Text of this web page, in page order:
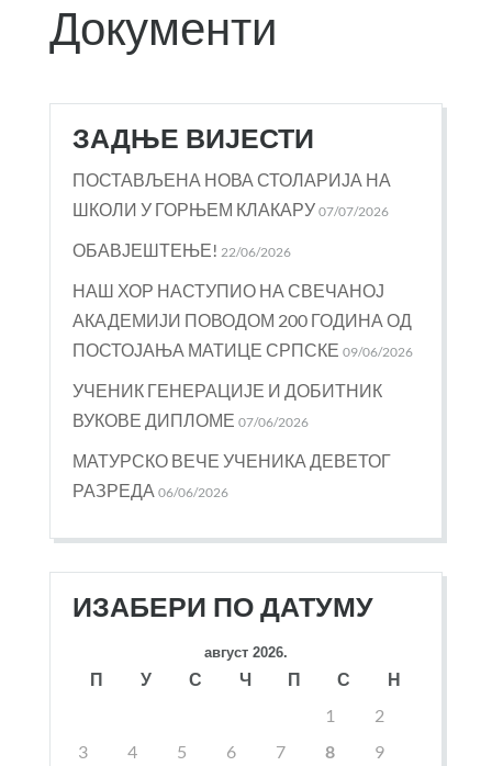
Документи
ЗАДЊЕ ВИЈЕСТИ
ПОСТАВЉЕНА НОВА СТОЛАРИЈА НА
ШКОЛИ У ГОРЊЕМ КЛАКАРУ 07/07/2026
ОБАВЈЕШТЕЊЕ! 22/06/2026
НАШ ХОР НАСТУПИО НА СВЕЧАНОЈ
АКАДЕМИЈИ ПОВОДОМ 200 ГОДИНА ОД
ПОСТОЈАЊА МАТИЦЕ СРПСКЕ 09/06/2026
УЧЕНИК ГЕНЕРАЦИЈЕ И ДОБИТНИК
ВУКОВЕ ДИПЛОМЕ 07/06/2026
МАТУРСКО ВЕЧЕ УЧЕНИКА ДЕВЕТОГ
РАЗРЕДА 06/06/2026
ИЗАБЕРИ ПО ДАТУМУ
август 2026.
П У С Ч П С
Н
1
2
3
4 5 6 7 8
9